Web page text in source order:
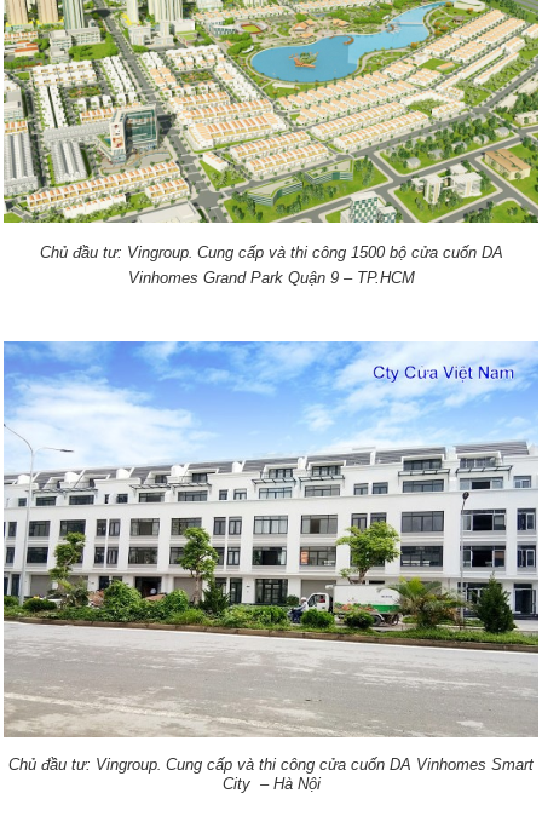
Chủ đầu tư: Vingroup. Cung cấp và thi công 1500 bộ cửa cuốn DA
Vinhomes Grand Park Quận 9 – TP.HCM
Chủ đầu tư: Vingroup. Cung cấp và thi công cửa cuốn DA Vinhomes Smart
City – Hà Nội